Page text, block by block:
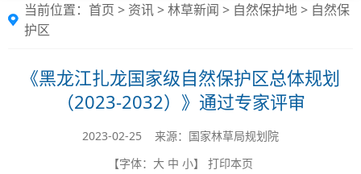
当前位置： 首页 > 资讯>林草新闻 > 自然保护地> 自然保
护区
《黑龙江扎龙国家级自然保护区总体规划
（2023-2032）》通过专家评审
2023-02-25 来源：国家林草局规划院
【字体： 大 中 小】 打印本页